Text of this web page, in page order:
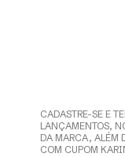
CADASTRE-SE E
LANÇAMENTOS,
DA MARCA, ALÉM
COM CUPOM